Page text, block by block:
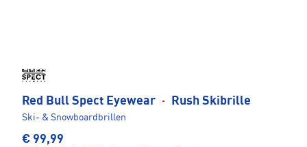
Red Bull Spect Eyewear · Rush Skibrille
Ski- & Snowboardbrillen
€ 99,99